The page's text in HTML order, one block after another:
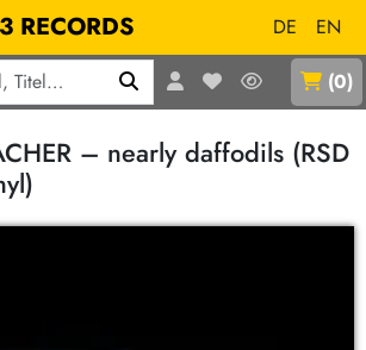
RECORDS DE
EN
(0)
– nearly daffodils (RSD